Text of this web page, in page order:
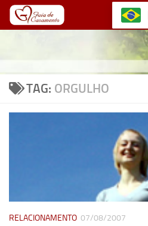
Skip to content
TAG: ORGULHO
RELACIONAMENTO 07/08/2007